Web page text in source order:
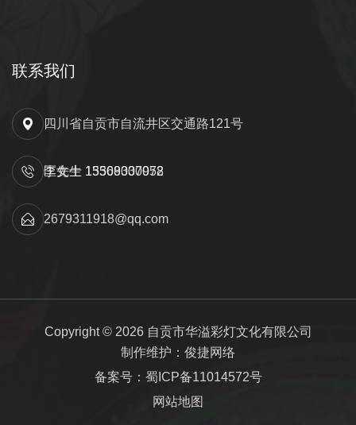
联系我们
四川省自贡市自流井区交通路121号
匡先生 15309000052
李女士 13568337978
2679311918@qq.com
Copyright © 2026 自贡市华溢彩灯文化有限公司
制作维护：俊捷网络
备案号：蜀ICP备11014572号
网站地图